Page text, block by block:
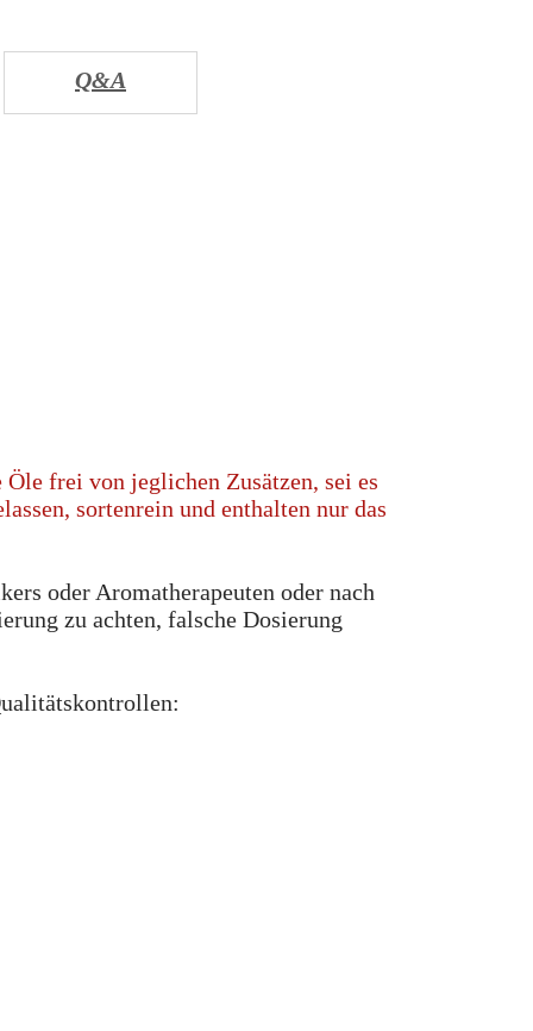
Q&A
frei von jeglichen Zusätzen, sei es
sortenrein und enthalten nur das
oder Aromatherapeuten oder nach
zu achten, falsche Dosierung